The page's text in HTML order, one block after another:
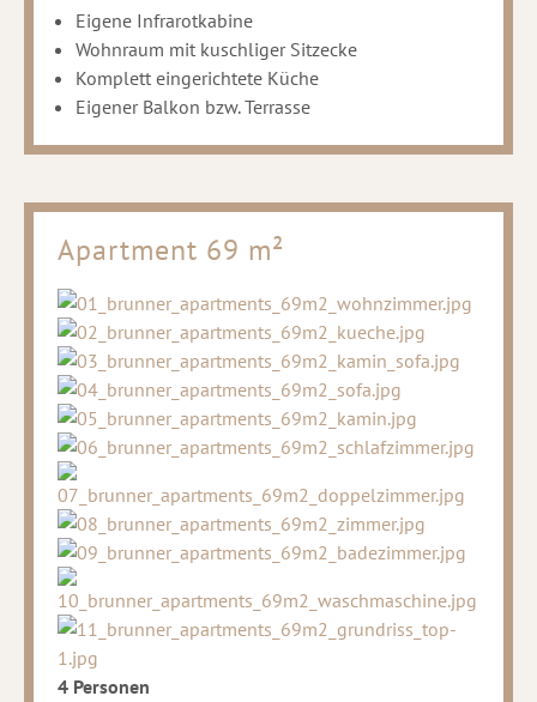
Eigene Infrarotkabine
Wohnraum mit kuschliger Sitzecke
Komplett eingerichtete Küche
Eigener Balkon bzw. Terrasse
Apartment 69 m²
4 Personen